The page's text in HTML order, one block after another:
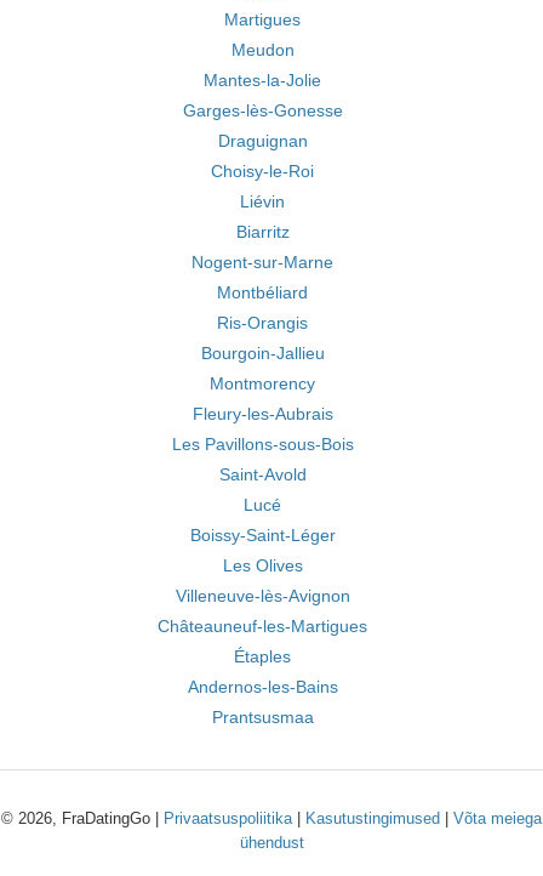
Martigues
Meudon
Mantes-la-Jolie
Garges-lès-Gonesse
Draguignan
Choisy-le-Roi
Liévin
Biarritz
Nogent-sur-Marne
Montbéliard
Ris-Orangis
Bourgoin-Jallieu
Montmorency
Fleury-les-Aubrais
Les Pavillons-sous-Bois
Saint-Avold
Lucé
Boissy-Saint-Léger
Les Olives
Villeneuve-lès-Avignon
Châteauneuf-les-Martigues
Étaples
Andernos-les-Bains
Prantsusmaa
© 2026, FraDatingGo | Privaatsuspoliitika| Kasutustingimused
Võta meiega
ühendust